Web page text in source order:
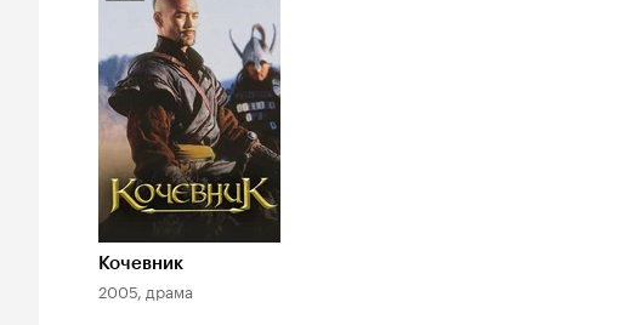
Кинопоиска
Кочевник
2005, драма